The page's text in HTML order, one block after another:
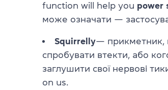
function will help you power
може означати —
Squirrelly— прикметник,
спробувати втекти, або
заглушити свої нервові
on us.